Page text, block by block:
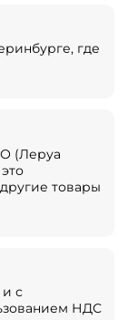
где
(Леруа
товары
и с
НДС